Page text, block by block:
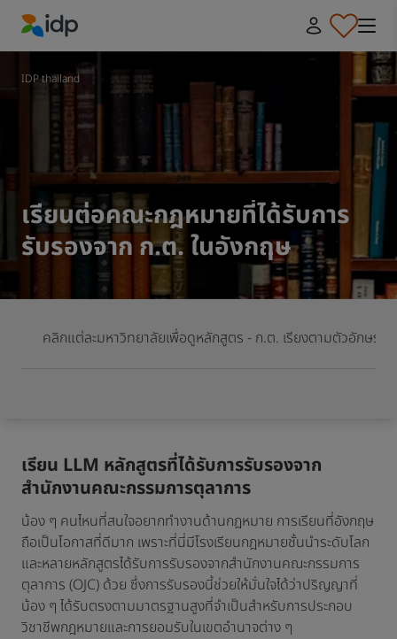
IDP Education
IDP thailand
เรียนต่อคณะกฎหมายที่ได้รับการ
รับรองจาก ก.ต. ในอังกฤษ
คลิกแต่ละมหาวิทยาลัยเพื่อดูหลักสูตร - ก.ต. เรียงตามตัวอักษร A
เรียน LLM หลักสูตรที่ได้รับการรับรองจาก
สำนักงานคณะกรรมการตุลาการ
น้อง ๆ คนไหนที่สนใจอยากทำงานด้านกฎหมาย การเรียนที่อังกฤษ
ถือเป็นโอกาสที่ดีมาก เพราะที่นี่มีโรงเรียนกฎหมายชั้นนำระดับโลก
และหลายหลักสูตรได้รับการรับรองจากสำนักงานคณะกรรมการ
ตุลาการ (OJC) ด้วย ซึ่งการรับรองนี้ช่วยให้มั่นใจได้ว่าปริญญาที่
น้อง ๆ ได้รับตรงตามมาตรฐานสูงที่จำเป็นสำหรับการประกอบ
วิชาชีพกฎหมายและการยอมรับในเขตอำนาจต่าง ๆ